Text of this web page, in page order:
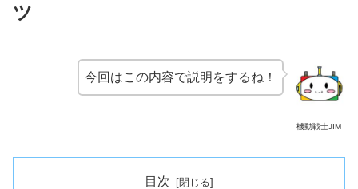
ツ
機動戦士JIM
今回はこの内容で説明をするね！
目次